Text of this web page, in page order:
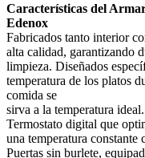
Características del
Edenox
Fabricados tanto interior
alta calidad, garantizando
limpieza. Diseñados
temperatura de los platos
comida se
sirva a la temperatura ideal.
Termostato digital que
una temperatura constante
Puertas sin burlete,